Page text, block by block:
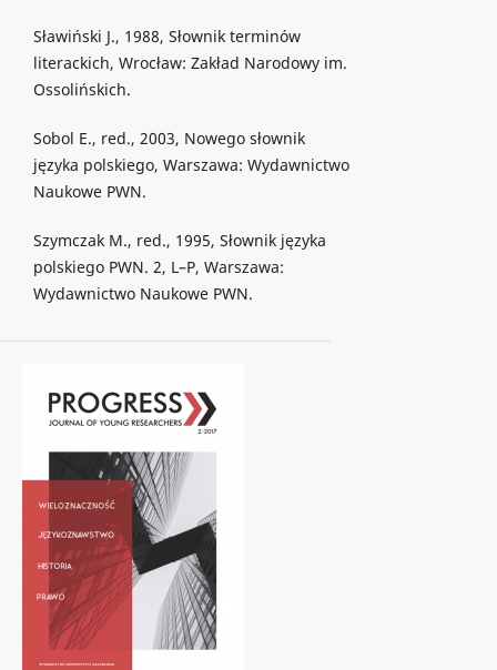
Sławiński J., 1988, Słownik terminów
literackich, Wrocław: Zakład Narodowy im.
Ossolińskich.
Sobol E., red., 2003, Nowego słownik
języka polskiego, Warszawa: Wydawnictwo
Naukowe PWN.
Szymczak M., red., 1995, Słownik języka
polskiego PWN. 2, L–P, Warszawa:
Wydawnictwo Naukowe PWN.